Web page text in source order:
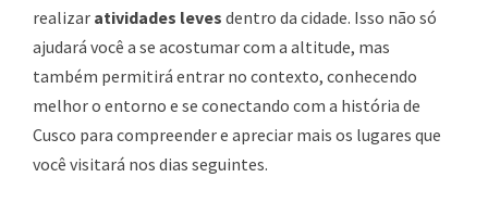
realizar atividades leves dentro da cidade. Isso não só
ajudará você a se acostumar com a altitude, mas
também permitirá entrar no contexto, conhecendo
melhor o entorno e se conectando com a história de
Cusco para compreender e apreciar mais os lugares que
você visitará nos dias seguintes.